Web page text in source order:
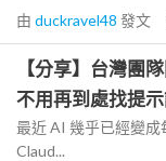
由 duckravel48 發文
【分享】台灣團
不用再到處找提
最近 AI 幾乎已經變成
Claud...